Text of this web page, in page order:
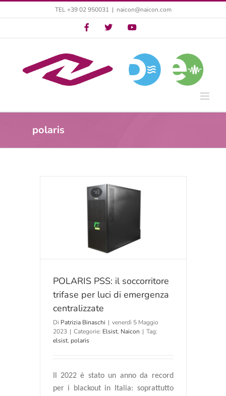
al
TEL +39 02 950031 | naicon@naicon.com
TwitterTwitterYouTube
polaris
POLARIS PSS: il soccorritore
trifase per luci di emergenza
centralizzate
Di Patrizia Binaschi | venerdì 5 Maggio
2023 | Categorie: Elsist, Naicon | Tag:
elsist, polaris
Il 2022 è stato un anno da record
per i blackout in Italia: soprattutto